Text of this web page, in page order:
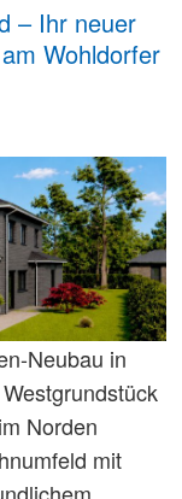
– Ihr neuer
Wohldorfer
Neubau in
Norden
mit